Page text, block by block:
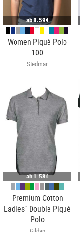
ab8.59€
Women Piqué Polo
100
Stedman
ab1.58€
Premium Cotton
Ladies` Double Piqué
Polo